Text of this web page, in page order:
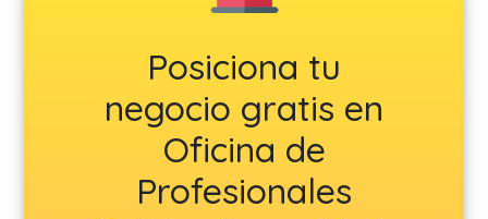
Posiciona tu
negocio gratis en
Oficina de
Profesionales